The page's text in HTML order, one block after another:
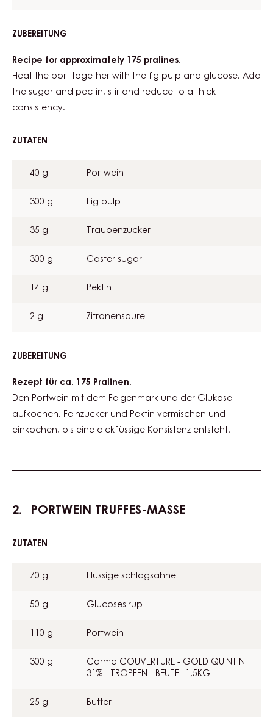
ZUBEREITUNG
SÜLZE
Recipe for approximately 175 pralines.
Heat the port together with the fig pulp and glucose. Add
the sugar and pectin, stir and reduce to a thick
consistency.
ZUTATEN
40 g
Portwein
300 g Fig pulp
35 g Traubenzucker
300 g Caster sugar
14 g Pektin
2 g Zitronensäure
ZUBEREITUNG
SÜLZE
Rezept für ca. 175 Pralinen.
Den Portwein mit dem Feigenmark und der Glukose
aufkochen. Feinzucker und Pektin vermischen und
einkochen, bis eine dickflüssige Konsistenz entsteht.
PORTWEIN TRUFFES-MASSE
ZUTATEN
70 g Flüssige schlagsahne
50 g Glucosesirup
110 g Portwein
300 g
Carma COUVERTURE - GOLD QUINTIN
31% - TROPFEN - BEUTEL 1,5KG
25 g Butter